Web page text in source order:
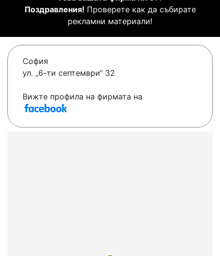
Поздравления! Проверете как да събирате
рекламни материали!
София
ул. „6-ти септември“ 32
Вижте профила на фирмата на